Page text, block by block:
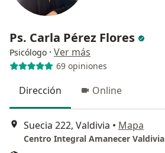
Ps. Carla Pérez Flores
Psicólogo · Ver más
69 opiniones
Dirección Online
Suecia 222, Valdivia • Mapa
Centro Integral Amanecer Valdivia